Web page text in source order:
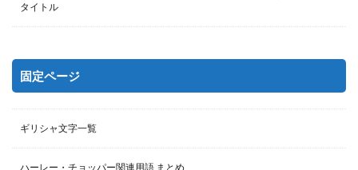
タイトル
固定ページ
ギリシャ文字一覧
ハーレー・チョッパー関連用語 まとめ